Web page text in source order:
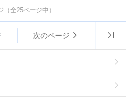
（全25ページ中）
次のページ